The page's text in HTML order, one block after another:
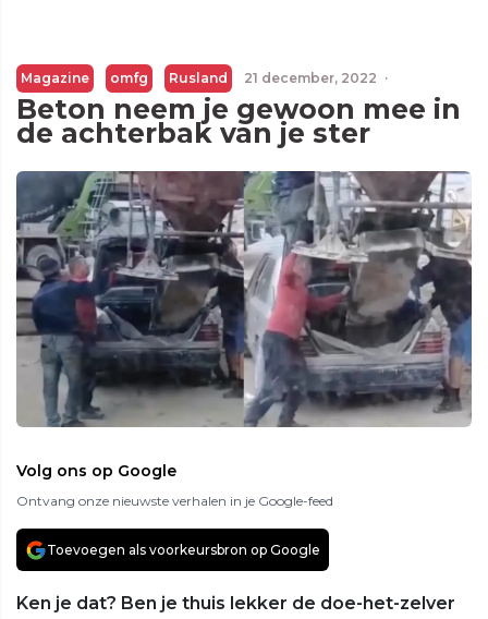
Magazine omfg Rusland 21 december, 2022 ·
Beton neem je gewoon mee in
de achterbak van je ster
Volg ons op Google
Ontvang onze nieuwste verhalen in je Google-feed
Toevoegen als voorkeursbron op Google
Ken je dat? Ben je thuis lekker de doe-het-zelver